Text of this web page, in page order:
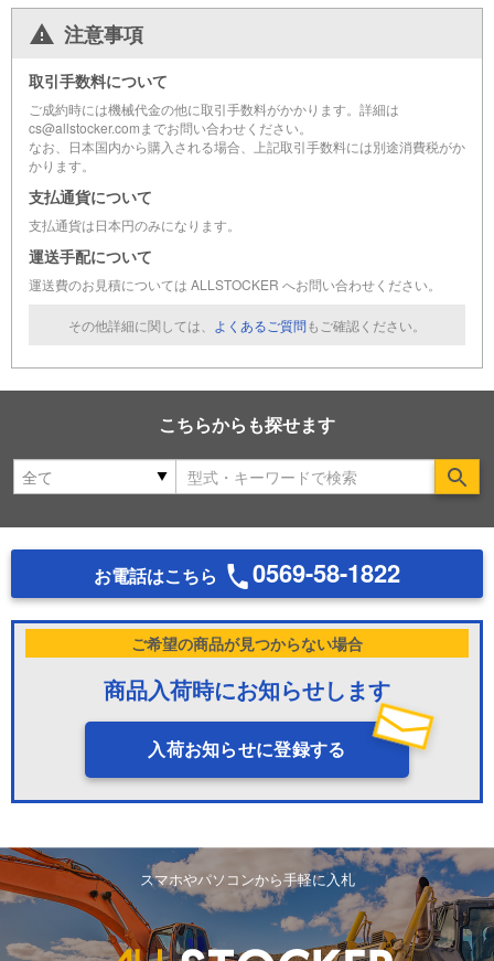
注意事項
取引手数料について
ご成約時には機械代金の他に取引手数料がかかります。詳細は
cs@allstocker.comまでお問い合わせください。
なお、日本国内から購入される場合、上記取引手数料には別途消費税がか
かります。
支払通貨について
支払通貨は日本円のみになります。
運送手配について
運送費のお見積については ALLSTOCKER へお問い合わせください。
その他詳細に関しては、 よくあるご質問もご確認ください。
こちらからも探せます
お電話はこちら 0569-58-1822
ご希望の商品が見つからない場合
商品入荷時にお知らせします
入荷お知らせに登録する
スマホやパソコンから手軽に入札